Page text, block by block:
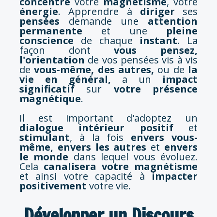
énergie. Apprendre à diriger ses
pensées demande une attention
permanente et une pleine
conscience de chaque instant. La
façon dontvous pensez,
l'orientation de vos pensées vis à vis
de vous-même, des autres, ou de la
vie en général, a un impact
significatif sur votre présence
magnétique.
Il est important d'adoptez un
dialogue intérieur positifet
stimulant, à la fois envers vous-
même, envers les autres et envers
le monde dans lequel vous évoluez.
Cela canalisera votre magnétisme
et ainsi votre capacité àimpacter
positivement votre vie.